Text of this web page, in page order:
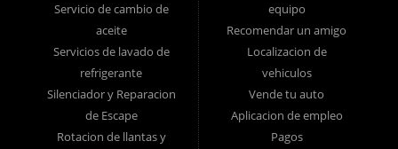
es un comprador de automóviles por primera vez en Lancaster PA,
Columbia PA, Ephrata PA, Elizabethtown PA, Lebanon PA, York
PA, Hershey PA, Coatesville PA, Reading PA, Colonial Park PA,
Progress PA, Harrisburg PA, West Chester PA o Pottstown PA con
mal crédito, sin crédito o tienen cosas en su informe de crédito
que lo están reteniendo de sus sueños automotrices, como
Servicio de cambio de
aceite
Servicios de lavado de
refrigerante
Silenciador y Reparacion
de Escape
Rotacion de llantas y
equipo
Recomendar un amigo
Localizacion de
vehiculos
Vende tu auto
Aplicacion de empleo
Pagos